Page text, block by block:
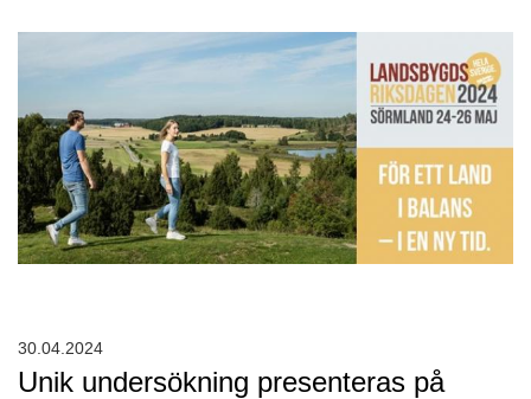
Unik undersökning presenteras på
30.04.2024